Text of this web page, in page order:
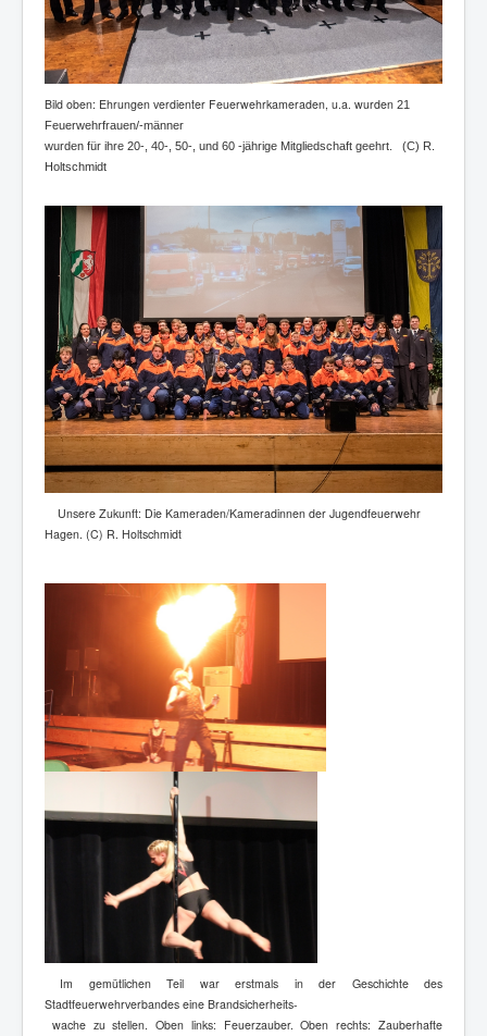
Bild oben: Ehrungen verdienter Feuerwehrkameraden, u.a. wurden 21
Feuerwehrfrauen/-männer
wurden für ihre 20-, 40-, 50-, und 60 -jährige Mitgliedschaft geehrt. (C) R.
Holtschmidt
Unsere Zukunft: Die Kameraden/Kameradinnen der Jugendfeuerwehr
Hagen. (C) R. Holtschmidt
Im gemütlichen Teil war erstmals in der Geschichte des
Stadtfeuerwehrverbandes eine Brandsicherheits-
wache zu stellen. Oben links: Feuerzauber. Oben rechts: Zauberhafte